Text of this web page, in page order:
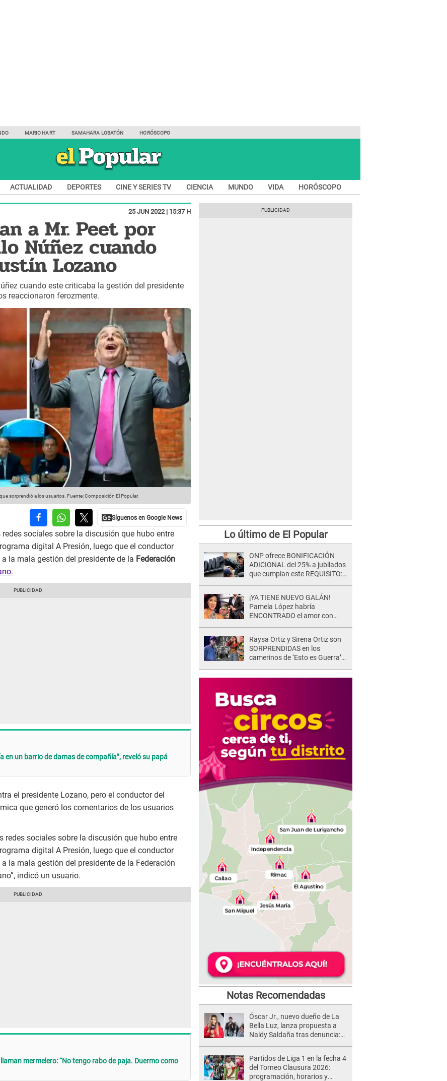
MARIO HART SAMAHARA LOBATÓN HORÓSCOPO
ACTUALIDAD DEPORTES CINE Y SERIES TV CIENCIA MUNDO VIDA HORÓSCOPO
25 JUN 2022 | 15:37 H
a Mr. Peet por
Núñez cuando
Lozano
cuando este criticaba la gestión del presidente
reaccionaron ferozmente.
sorprendió a los usuarios. Fuente: Composición El Popular.
sociales sobre la discusión que hubo entre
digital A Presión, luego que el conductor
la mala gestión del presidente de la Federación
en un barrio de damas de compañía”, reveló su papá
el presidente Lozano, pero el conductor del
que generó los comentarios de los usuarios
redes sociales sobre la discusión que hubo entre
digital A Presión, luego que el conductor
la mala gestión del presidente de la Federación
indicó un usuario.
mermelero: “No tengo rabo de paja. Duermo como
Lo último de El Popular
ONP ofrece BONIFICACIÓN
ADICIONAL del 25% a jubilados
que cumplan este REQUISITO:
¡YA TIENE NUEVO GALÁN!
Pamela López habría
ENCONTRADO el amor con
Raysa Ortiz y Sirena Ortiz son
SORPRENDIDAS en los
camerinos de ‘Esto es Guerra’
Notas Recomendadas
Óscar Jr., nuevo dueño de La
Bella Luz, lanza propuesta a
Naldy Saldaña tras denuncia:
Partidos de Liga 1 en la fecha 4
del Torneo Clausura 2026:
programación, horarios y